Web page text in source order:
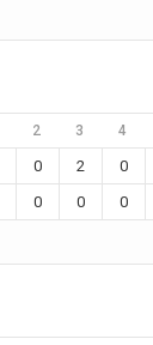
2 3 4
0 2 0
0 0 0